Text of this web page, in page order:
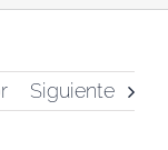
Siguiente